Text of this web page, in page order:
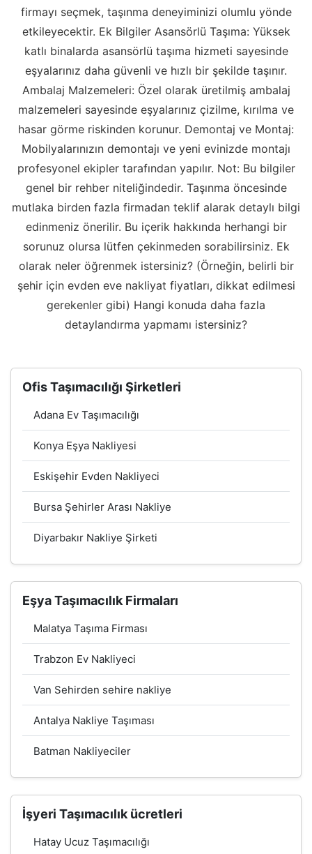
firmayı seçmek, taşınma deneyiminizi olumlu yönde
etkileyecektir. Ek Bilgiler Asansörlü Taşıma: Yüksek
katlı binalarda asansörlü taşıma hizmeti sayesinde
eşyalarınız daha güvenli ve hızlı bir şekilde taşınır.
Ambalaj Malzemeleri: Özel olarak üretilmiş ambalaj
malzemeleri sayesinde eşyalarınız çizilme, kırılma ve
hasar görme riskinden korunur. Demontaj ve Montaj:
Mobilyalarınızın demontajı ve yeni evinizde montajı
profesyonel ekipler tarafından yapılır. Not: Bu bilgiler
genel bir rehber niteliğindedir. Taşınma öncesinde
mutlaka birden fazla firmadan teklif alarak detaylı bilgi
edinmeniz önerilir. Bu içerik hakkında herhangi bir
sorunuz olursa lütfen çekinmeden sorabilirsiniz. Ek
olarak neler öğrenmek istersiniz? (Örneğin, belirli bir
şehir için evden eve nakliyat fiyatları, dikkat edilmesi
gerekenler gibi) Hangi konuda daha fazla
detaylandırma yapmamı istersiniz?
Ofis Taşımacılığı Şirketleri
Adana Ev Taşımacılığı
Konya Eşya Nakliyesi
Eskişehir Evden Nakliyeci
Bursa Şehirler Arası Nakliye
Diyarbakır Nakliye Şirketi
Eşya Taşımacılık Firmaları
Malatya Taşıma Firması
Trabzon Ev Nakliyeci
Van Sehirden sehire nakliye
Antalya Nakliye Taşıması
Batman Nakliyeciler
İşyeri Taşımacılık ücretleri
Hatay Ucuz Taşımacılığı